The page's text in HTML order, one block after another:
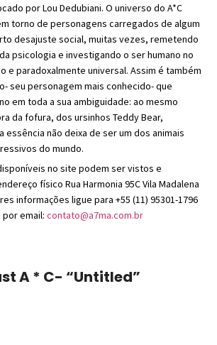
por Lou Dedubiani. O universo do A*C
torno de personagens carregados de algum
desajuste social, muitas vezes, remetendo
psicologia e investigando o ser humano no
e paradoxalmente universal. Assim é também
seu personagem mais conhecido- que
em toda a sua ambiguidade: ao mesmo
da fofura, dos ursinhos Teddy Bear,
essência não deixa de ser um dos animais
do mundo.
no site podem ser vistos e
físico Rua Harmonia 95C Vila Madalena
informações ligue para +55 (11) 95301-1796
email: contato@a7ma.com.br
A * C- “Untitled”